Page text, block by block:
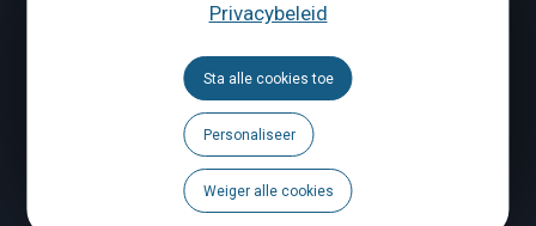
Privacybeleid
Sta alle cookies toe
Personaliseer
Weiger alle cookies
Volg ons
Brochures
Een probleem te melden?